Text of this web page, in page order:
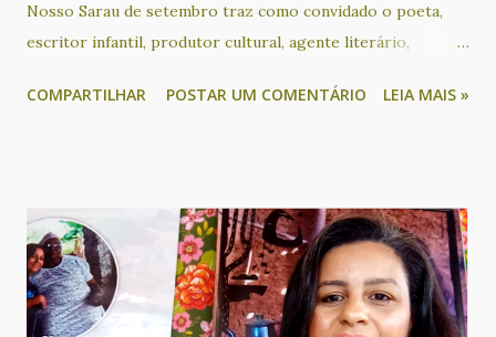
Nosso Sarau de setembro traz como convidado o poeta,
escritor infantil, produtor cultural, agente literário,
Bruno Black, que acontece no dia 24, das 18h às 21h30, no
autógrafos de duas de suas obras: Tarja Preta (poesia) e
Cadê Tia Suely? (infantil). O evento ainda tem recital de
poesia com Alvorecer Santos, Ametista Nunes, Cacau
Novaes, Glória Terra, Lícia Souza, Lucas de Matos, Pareta
COMPARTILHAR POSTAR UM COMENTÁRIO LEIA MAIS »